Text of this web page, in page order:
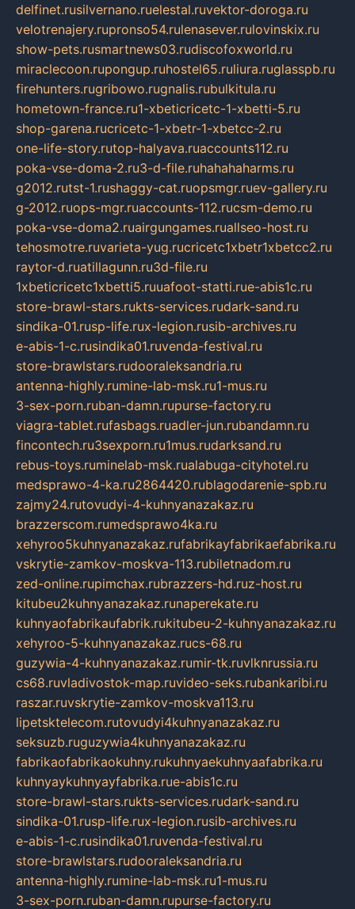
delfinet.rusilvernano.ruelestal.ruvektor-doroga.ru
velotrenajery.rupronso54.rulenasever.rulovinskix.ru
show-pets.rusmartnews03.rudiscofoxworld.ru
miraclecoon.rupongup.ruhostel65.ruliura.ruglasspb.ru
firehunters.rugribowo.rugnalis.rubulkitula.ru
hometown-france.ru1-xbeticricetc-1-xbetti-5.ru
shop-garena.rucricetc-1-xbetr-1-xbetcc-2.ru
one-life-story.rutop-halyava.ruaccounts112.ru
poka-vse-doma-2.ru3-d-file.ruhahahaharms.ru
g2012.rutst-1.rushaggy-cat.ruopsmgr.ruev-gallery.ru
g-2012.ruops-mgr.ruaccounts-112.rucsm-demo.ru
poka-vse-doma2.ruairgungames.ruallseo-host.ru
tehosmotre.ruvarieta-yug.rucricetc1xbetr1xbetcc2.ru
raytor-d.ruatillagunn.ru3d-file.ru
1xbeticricetc1xbetti5.ruuafoot-statti.rue-abis1c.ru
store-brawl-stars.rukts-services.rudark-sand.ru
sindika-01.rusp-life.rux-legion.rusib-archives.ru
e-abis-1-c.rusindika01.ruvenda-festival.ru
store-brawlstars.rudooraleksandria.ru
antenna-highly.rumine-lab-msk.ru1-mus.ru
3-sex-porn.ruban-damn.rupurse-factory.ru
viagra-tablet.rufasbags.ruadler-jun.rubandamn.ru
fincontech.ru3sexporn.ru1mus.rudarksand.ru
rebus-toys.ruminelab-msk.rualabuga-cityhotel.ru
medsprawo-4-ka.ru2864420.rublagodarenie-spb.ru
zajmy24.rutovudyi-4-kuhnyanazakaz.ru
brazzerscom.rumedsprawo4ka.ru
xehyroo5kuhnyanazakaz.rufabrikayfabrikaefabrika.ru
vskrytie-zamkov-moskva-113.rubiletnadom.ru
zed-online.rupimchax.rubrazzers-hd.ruz-host.ru
kitubeu2kuhnyanazakaz.runaperekate.ru
kuhnyaofabrikaufabrik.rukitubeu-2-kuhnyanazakaz.ru
xehyroo-5-kuhnyanazakaz.rucs-68.ru
guzywia-4-kuhnyanazakaz.rumir-tk.ruvlknrussia.ru
cs68.ruvladivostok-map.ruvideo-seks.rubankaribi.ru
raszar.ruvskrytie-zamkov-moskva113.ru
lipetsktelecom.rutovudyi4kuhnyanazakaz.ru
seksuzb.ruguzywia4kuhnyanazakaz.ru
fabrikaofabrikaokuhny.rukuhnyaekuhnyaafabrika.ru
kuhnyaykuhnyayfabrika.rue-abis1c.ru
store-brawl-stars.rukts-services.rudark-sand.ru
sindika-01.rusp-life.rux-legion.rusib-archives.ru
e-abis-1-c.rusindika01.ruvenda-festival.ru
store-brawlstars.rudooraleksandria.ru
antenna-highly.rumine-lab-msk.ru1-mus.ru
3-sex-porn.ruban-damn.rupurse-factory.ru